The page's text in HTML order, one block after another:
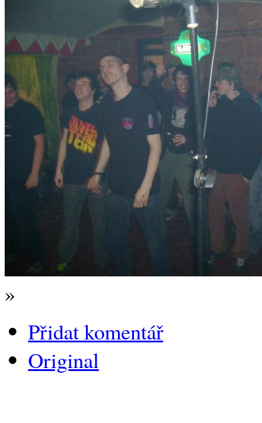
»
Přidat komentář
Original